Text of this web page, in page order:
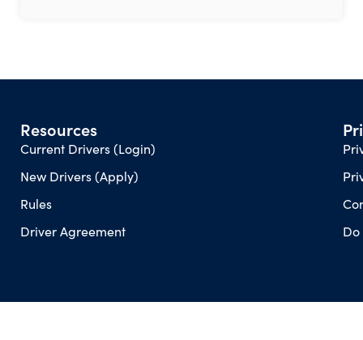
Resources
Current Drivers (Login)
New Drivers (Apply)
Rules
Driver Agreement